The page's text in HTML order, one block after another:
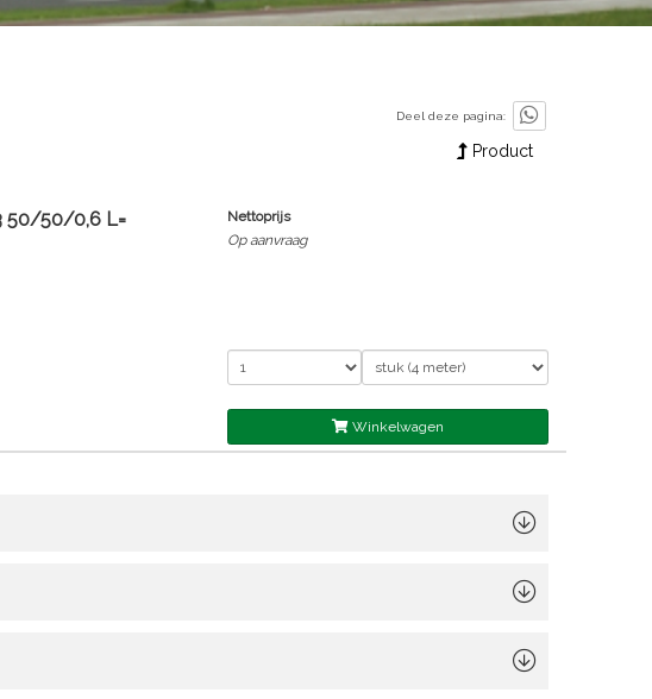
Deel deze pagina:
Product
50/50/0,6 L=
Nettoprijs
Op aanvraag
Winkelwagen